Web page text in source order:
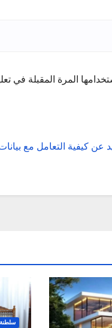
المرة المقبلة في
عن كيفية التعامل مع